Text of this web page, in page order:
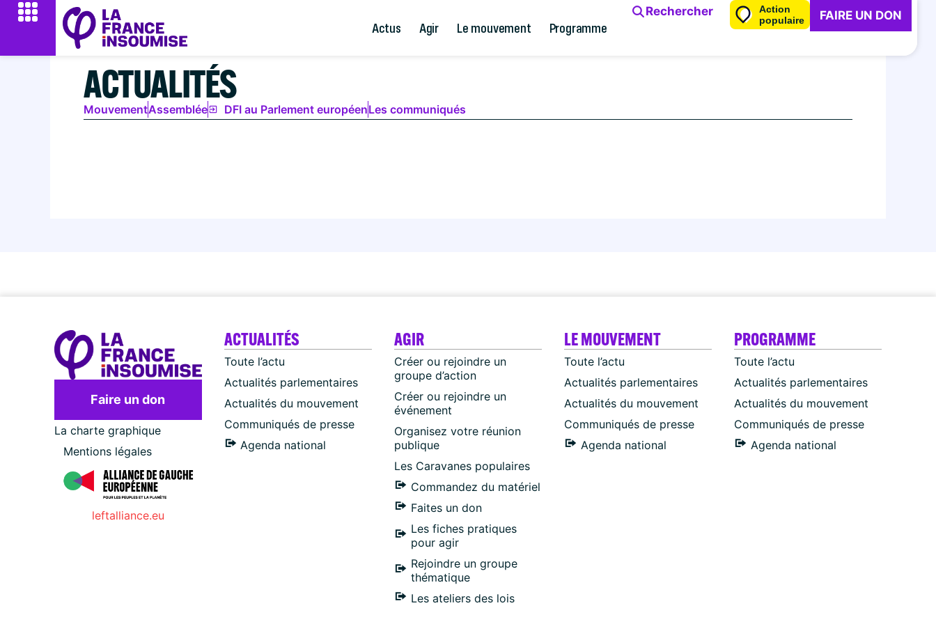
Actus Agir Le mouvement Programme
Rechercher
Action
populaire
FAIRE UN DON
ACTUALITÉS
MouvementAssemblée DFI au Parlement européenLes communiqués
Faire un don
La charte graphique
Mentions légales
leftalliance.eu
ACTUALITÉS
Toute l’actu
Actualités parlementaires
Actualités du mouvement
Communiqués de presse
Agenda national
AGIR
Créer ou rejoindre un
groupe d’action
Créer ou rejoindre un
événement
Organisez votre réunion
publique
Les Caravanes populaires
Commandez du matériel
Faites un don
Les fiches pratiques
pour agir
Rejoindre un groupe
thématique
Les ateliers des lois
LE MOUVEMENT
Toute l’actu
Actualités parlementaires
Actualités du mouvement
Communiqués de presse
Agenda national
PROGRAMME
Toute l’actu
Actualités parlementaires
Actualités du mouvement
Communiqués de presse
Agenda national